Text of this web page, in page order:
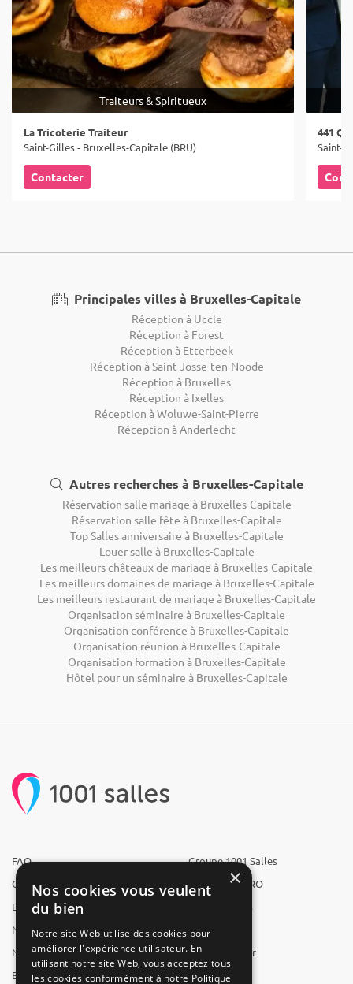
Traiteurs & Spiritueux
La Tricoterie Traiteur
Saint-Gilles - Bruxelles-Capitale (BRU)
Contacter
441
Saint-
Principales villes à Bruxelles-Capitale
Réception à Uccle
Réception à Forest
Réception à Etterbeek
Réception à Saint-Josse-ten-Noode
Réception à Bruxelles
Réception à Ixelles
Réception à Woluwe-Saint-Pierre
Réception à Anderlecht
Autres recherches à Bruxelles-Capitale
Réservation salle mariage à Bruxelles-Capitale
Réservation salle fête à Bruxelles-Capitale
Top Salles anniversaire à Bruxelles-Capitale
Louer salle à Bruxelles-Capitale
Les meilleurs châteaux de mariage à Bruxelles-Capitale
Les meilleurs domaines de mariage à Bruxelles-Capitale
Les meilleurs restaurant de mariage à Bruxelles-Capitale
Organisation séminaire à Bruxelles-Capitale
Organisation conférence à Bruxelles-Capitale
Organisation réunion à Bruxelles-Capitale
Organisation formation à Bruxelles-Capitale
Hôtel pour un séminaire à Bruxelles-Capitale
FAQ
Qui sommes-nous ?
L'équipe
Nous recrutons
Nos partenaires
Espace presse
Groupe 1001 Salles
1001 Salles PRO
1001 Traiteurs
1001 Artistes
Reserverunbar
MP2
×
Nos cookies vous veulent
du bien
Notre site Web utilise des cookies pour
améliorer l'expérience utilisateur. En
utilisant notre site Web, vous acceptez tous
les cookies conformément à notre Politique